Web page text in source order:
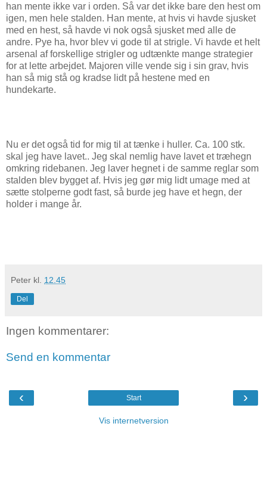
han mente ikke var i orden. Så var det ikke bare den hest om
igen, men hele stalden. Han mente, at hvis vi havde sjusket
med en hest, så havde vi nok også sjusket med alle de
andre. Pye ha, hvor blev vi gode til at strigle. Vi havde et helt
arsenal af forskellige strigler og udtænkte mange strategier
for at lette arbejdet. Majoren ville vende sig i sin grav, hvis
han så mig stå og kradse lidt på hestene med en
hundekarte.
Nu er det også tid for mig til at tænke i huller. Ca. 100 stk.
skal jeg have lavet.. Jeg skal nemlig have lavet et træhegn
omkring ridebanen. Jeg laver hegnet i de samme reglar som
stalden blev bygget af. Hvis jeg gør mig lidt umage med at
sætte stolperne godt fast, så burde jeg have et hegn, der
holder i mange år.
Peter kl. 12.45
Del
Ingen kommentarer:
Send en kommentar
‹ ›
Start
Vis internetversion